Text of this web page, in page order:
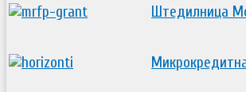
Штедилница